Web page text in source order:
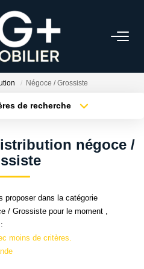
Négoce / Grossiste
de recherche
Surface min
négoce /
proposer dans la catégorie
/ Grossiste pour le moment ,
moins de critères.